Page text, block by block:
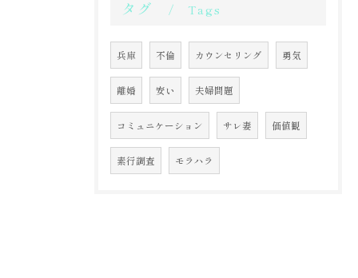
タグ Tags
兵庫 不倫 カウンセリング 勇気
離婚 安い 夫婦問題
コミュニケーション サレ妻 価値観
素行調査 モラハラ